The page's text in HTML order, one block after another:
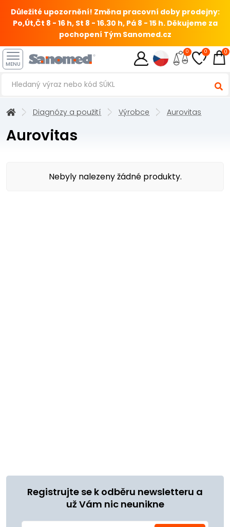
Důležité upozornění! Změna pracovní doby prodejny:
Po,Út,Čt 8 - 16 h, St 8 - 16.30 h, Pá 8 - 15 h. Děkujeme za
pochopení Tým Sanomed.cz
MENU
0 0 0
Diagnózy a použití Výrobce Aurovitas
Aurovitas
Nebyly nalezeny žádné produkty.
Registrujte se k odběru newsletteru a
už Vám nic neunikne